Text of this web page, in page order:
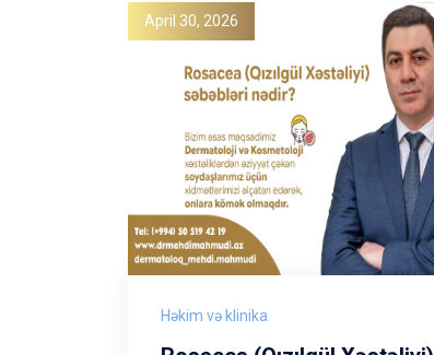
April 30, 2026
Həkim və klinika